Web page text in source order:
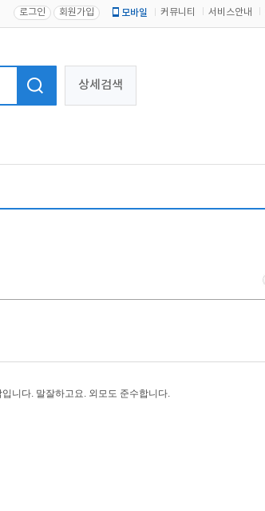
로그인 회원가입 모바일 커뮤니티 서비스안내
상세검색
니다. 말잘하고요. 외모도 준수합니다.